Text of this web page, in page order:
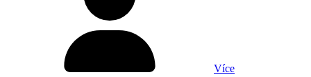
Více